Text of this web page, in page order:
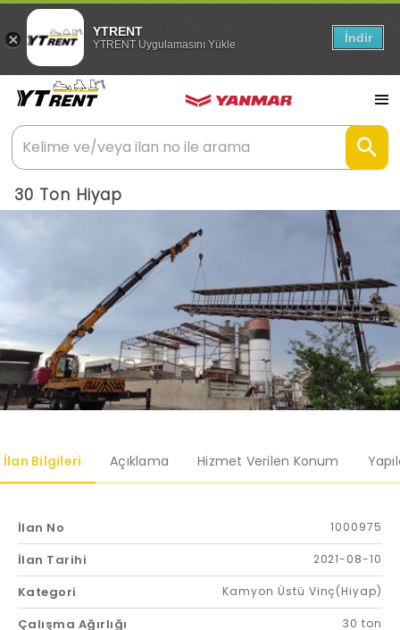
YTRENT
YTRENT Uygulamasını Yükle İndir
30 Ton Hiyap
İlan Bilgileri Açıklama Hizmet Verilen Konum
İlan No 1000975
İlan Tarihi 2021-08-10
Kategori Kamyon Üstü Vinç(Hiyap)
Çalışma Ağırlığı 30 ton